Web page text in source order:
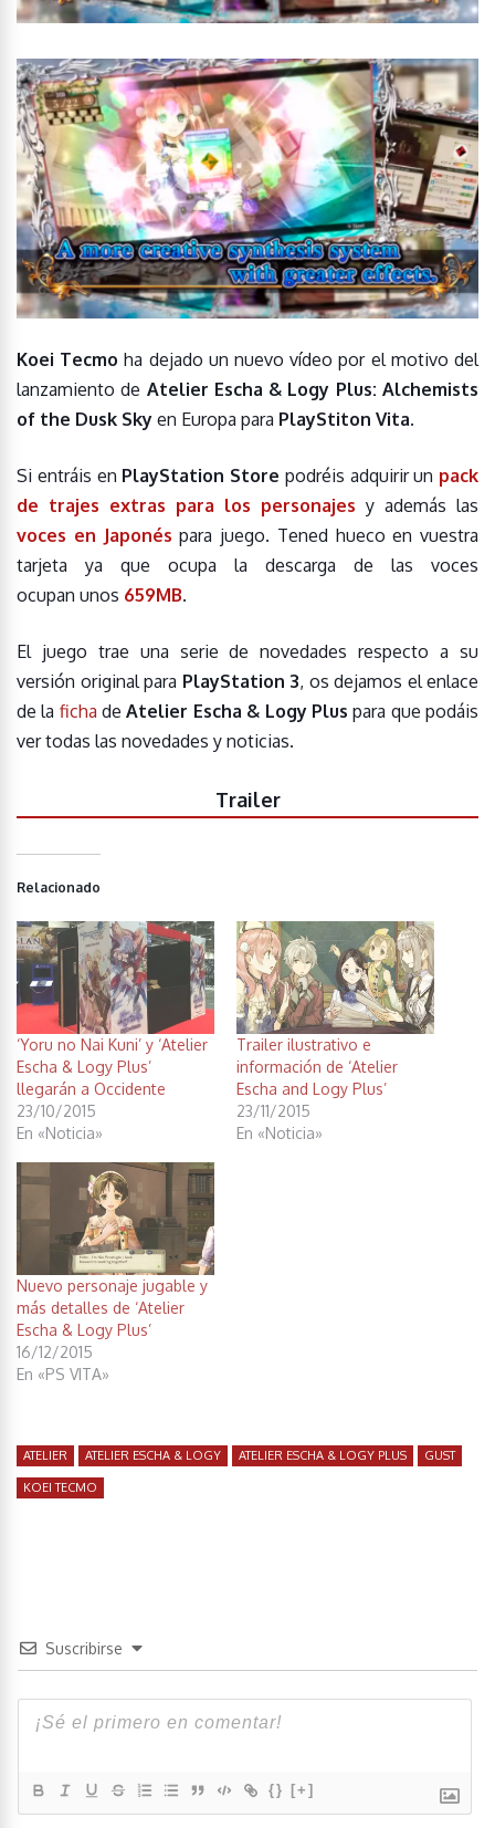
Koei Tecmo ha dejado un nuevo vídeo por el motivo del
lanzamiento de Atelier Escha & Logy Plus: Alchemists
of the Dusk Sky en Europa para PlayStiton Vita.
Si entráis en PlayStation Store podréis adquirir un pack
de trajes extras para los personajes y además las
voces en Japonés para juego. Tened hueco en vuestra
tarjeta ya que ocupa la descarga de las voces
ocupan unos 659MB.
El juego trae una serie de novedades respecto a su
versión original para PlayStation 3, os dejamos el enlace
de la fichadeAtelier Escha & Logy Pluspara que podáis
ver todas las novedades y noticias.
Trailer
Relacionado
‘Yoru no Nai Kuni’ y ‘Atelier
Escha & Logy Plus’
llegarán a Occidente
23/10/2015
En «Noticia»
Trailer ilustrativo e
información de ‘Atelier
Escha and Logy Plus’
23/11/2015
En «Noticia»
Nuevo personaje jugable y
más detalles de ‘Atelier
Escha & Logy Plus’
16/12/2015
En «PS VITA»
ATELIER ATELIER ESCHA & LOGY ATELIER ESCHA & LOGY PLUS GUST
KOEI TECMO
Suscribirse
{} [+]